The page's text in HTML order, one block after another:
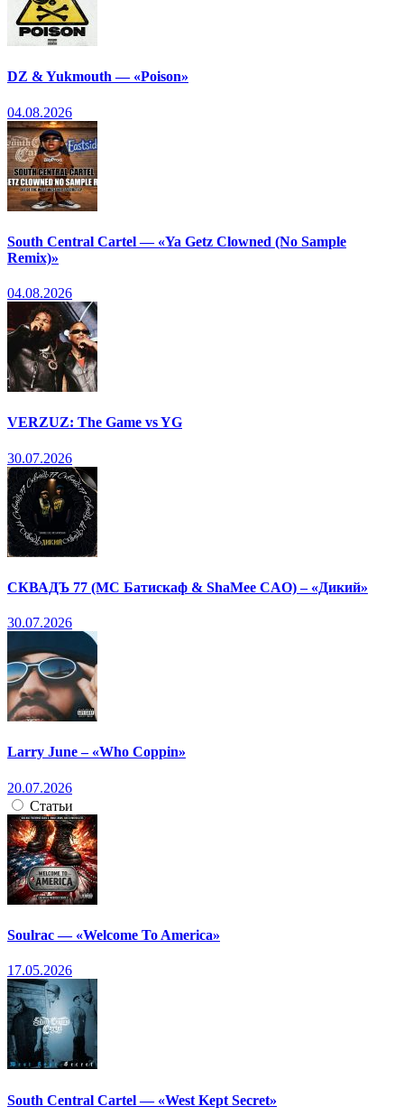
DZ & Yukmouth — «Poison»
04.08.2026
South Central Cartel — «Ya Getz Clowned (No Sample
Remix)»
04.08.2026
VERZUZ: The Game vs YG
30.07.2026
СКВАДЪ 77 (МС Батискаф & ShaMee CAO) – «Дикий»
30.07.2026
Larry June – «Who Coppin»
20.07.2026
Статьи
Soulrac — «Welcome To America»
17.05.2026
South Central Cartel — «West Kept Secret»